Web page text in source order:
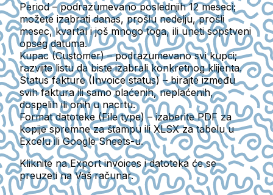
Period– podrazumevano poslednjih 12 meseci;
možete izabrati danas, prošlu nedelju, prošli
mesec, kvartal i još mnogo toga, ili uneti sopstveni
opseg datuma.
Kupac (Customer)– podrazumevano svi kupci;
razvijte listu da biste izabrali konkretnog klijenta.
Status fakture (Invoice status) – birajte između
svih faktura ili samo plaćenih, neplaćenih,
dospelih ili onih u nacrtu.
Format datoteke (File type)– izaberite PDF za
kopije spremne za štampu ili XLSX za tabelu u
Excelu ili Google Sheets-u.
Kliknite naExport invoices i datoteka će se
preuzeti na Vaš računar.